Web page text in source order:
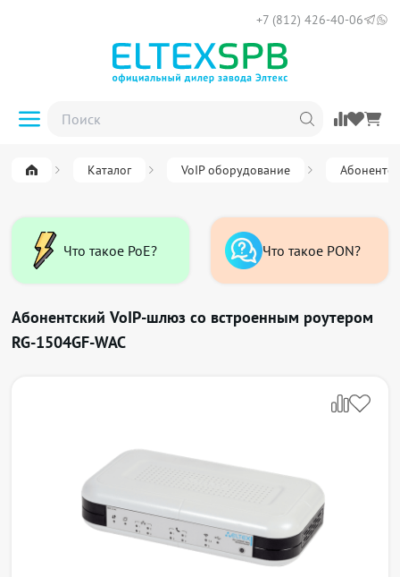
+7 (812) 426-40-06
Каталог VoIP оборудование
Что такое PoE? Что такое PON?
Абонентский VoIP-шлюз со встроенным роутером
RG-1504GF-WAC